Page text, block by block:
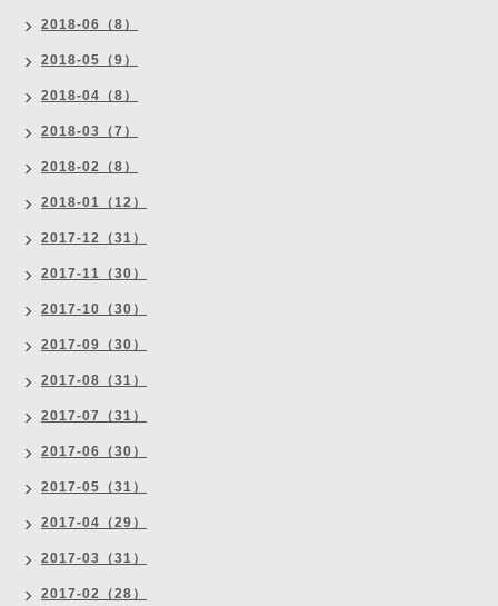
2018-06（8）
2018-05（9）
2018-04（8）
2018-03（7）
2018-02（8）
2018-01（12）
2017-12（31）
2017-11（30）
2017-10（30）
2017-09（30）
2017-08（31）
2017-07（31）
2017-06（30）
2017-05（31）
2017-04（29）
2017-03（31）
2017-02（28）